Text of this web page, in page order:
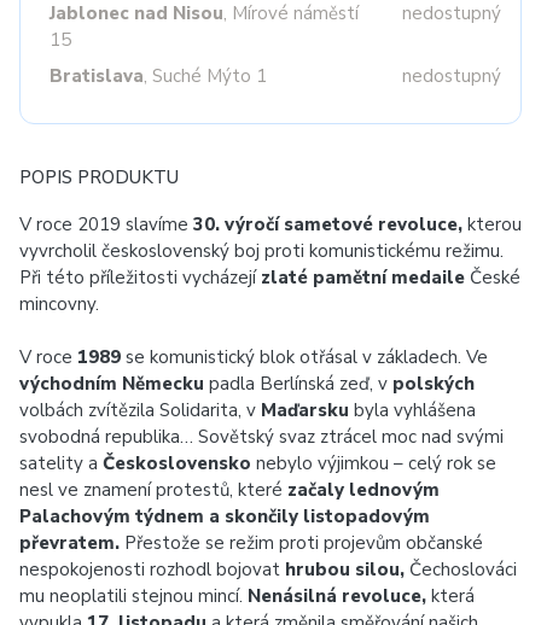
Jablonec nad Nisou, Mírové náměstí
15
nedostupný
Bratislava, Suché Mýto 1 nedostupný
POPIS PRODUKTU
V roce 2019 slavíme 30. výročí sametové revoluce, kterou
vyvrcholil československý boj proti komunistickému režimu.
Při této příležitosti vycházejí zlaté pamětní medaile České
mincovny.
V roce 1989 se komunistický blok otřásal v základech. Ve
východním Německu padla Berlínská zeď, v polských
volbách zvítězila Solidarita, v Maďarsku byla vyhlášena
svobodná republika… Sovětský svaz ztrácel moc nad svými
satelity a Československo nebylo výjimkou – celý rok se
nesl ve znamení protestů, které začaly lednovým
Palachovým týdnem a skončily listopadovým
převratem. Přestože se režim proti projevům občanské
nespokojenosti rozhodl bojovat hrubou silou, Čechoslováci
mu neoplatili stejnou mincí. Nenásilná revoluce, která